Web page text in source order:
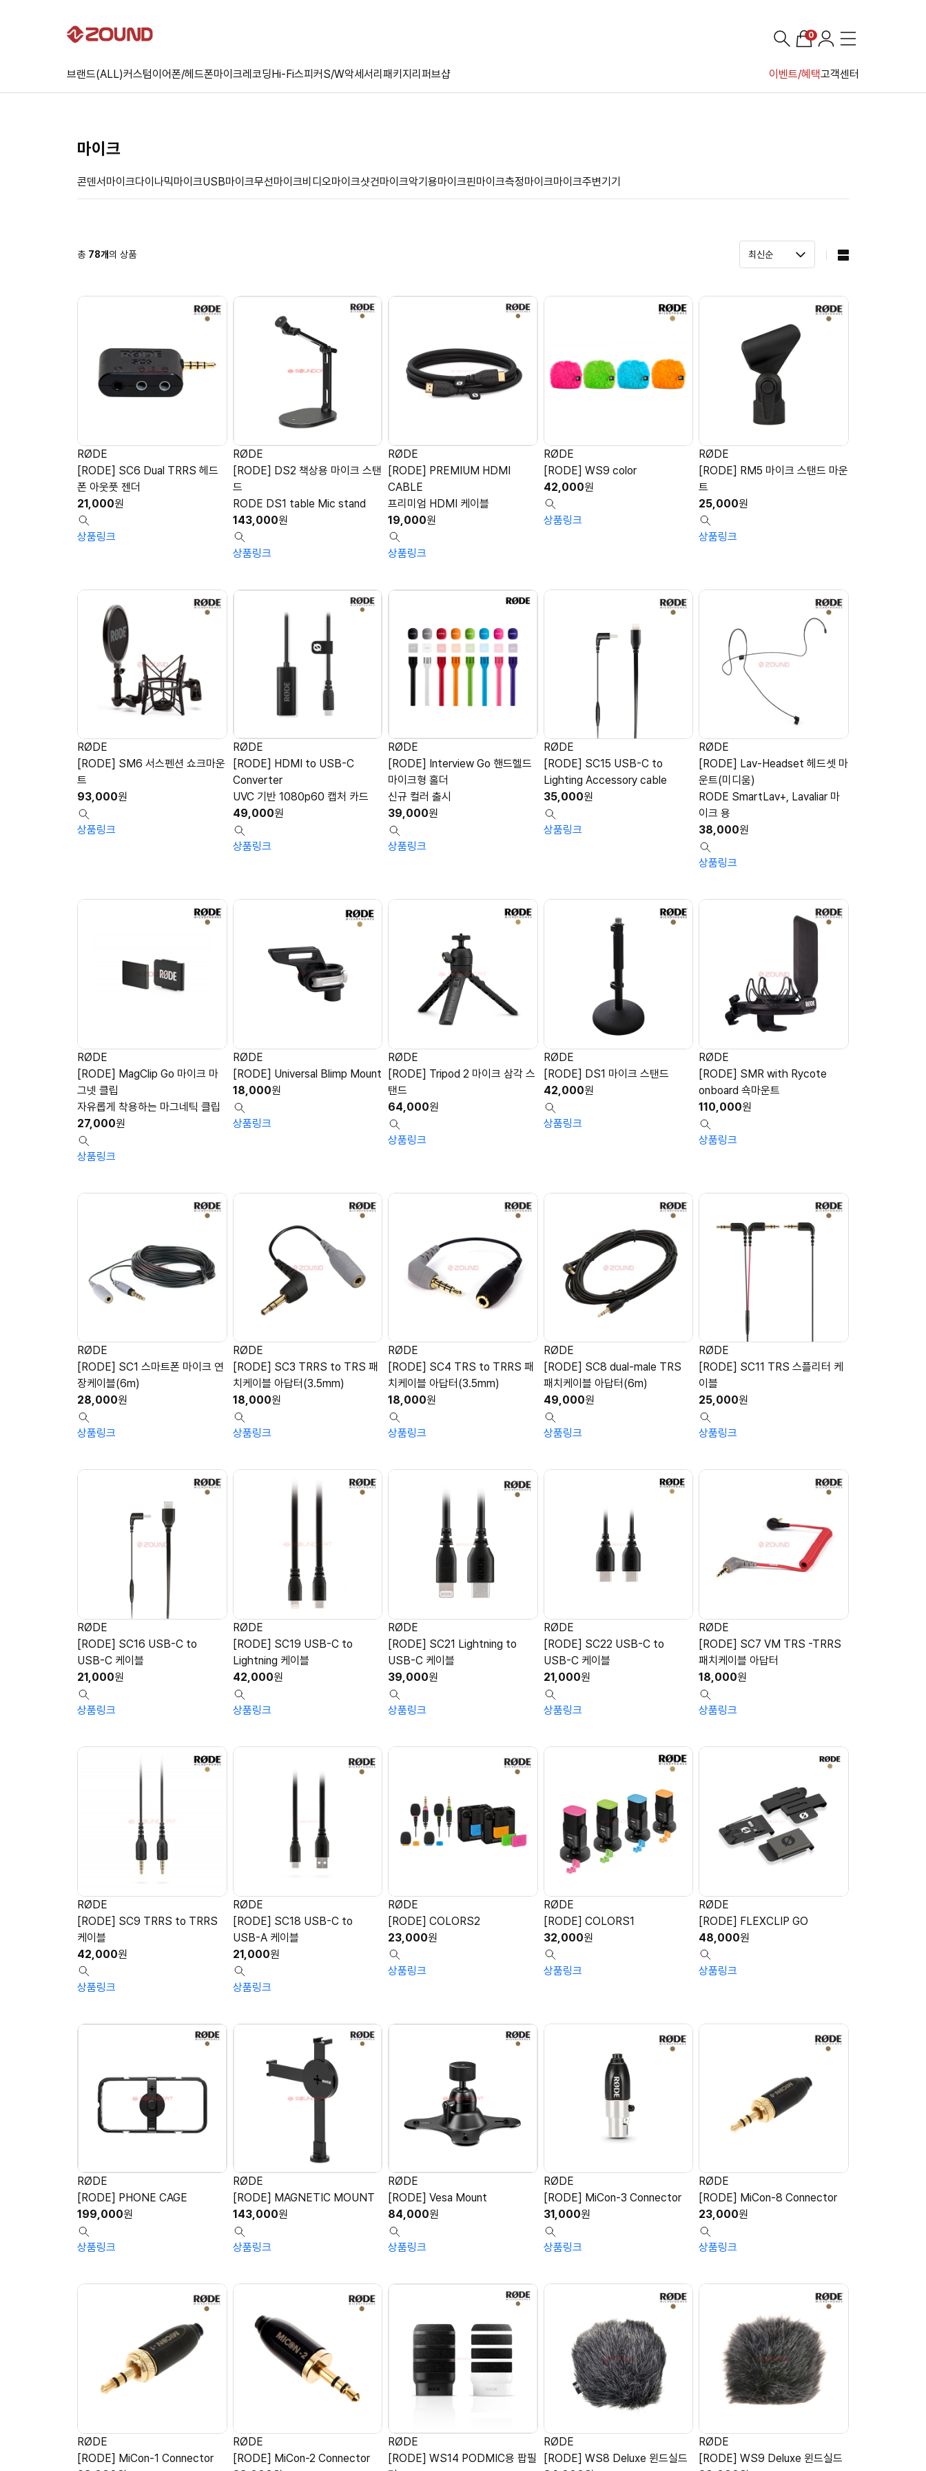
브랜드(ALL)커스텀이어폰/헤드폰마이크레코딩Hi-Fi스피커S/W악세서리 패키지리퍼브샵 이벤트/혜택고객센터
0
마이크
콘덴서마이크다이나믹마이크USB마이크무선마이크비디오마이크샷건마이크악기용마이크핀마이크측정마이크마이크주변기기
총 78개의 상품
RØDE
[RODE] SC6 Dual TRRS 헤드
폰 아웃풋 젠더
21,000원
상품링크
RØDE
[RODE] DS2 책상용 마이크 스탠
드
RODE DS1 table Mic stand
143,000원
상품링크
RØDE
[RODE] PREMIUM HDMI
CABLE
프리미엄 HDMI 케이블
19,000원
상품링크
RØDE
[RODE] WS9 color
42,000원
상품링크
RØDE
[RODE] RM5 마이크 스탠드 마운
트
25,000원
상품링크
RØDE
[RODE] SM6 서스펜션 쇼크마운
트
93,000원
상품링크
RØDE
[RODE] HDMI to USB-C
Converter
UVC 기반 1080p60 캡처 카드
49,000원
상품링크
RØDE
[RODE] Interview Go 핸드헬드
마이크형 홀더
신규 컬러 출시
39,000원
상품링크
RØDE
[RODE] SC15 USB-C to
Lighting Accessory cable
35,000원
상품링크
RØDE
[RODE] Lav-Headset 헤드셋 마
운트(미디움)
RODE SmartLav+, Lavaliar 마
이크 용
38,000원
상품링크
RØDE
[RODE] MagClip Go 마이크 마
그넷 클립
자유롭게 착용하는 마그네틱 클립
27,000원
상품링크
RØDE
[RODE] Universal Blimp Mount
18,000원
상품링크
RØDE
[RODE] Tripod 2 마이크 삼각 스
탠드
64,000원
상품링크
RØDE
[RODE] DS1 마이크 스탠드
42,000원
상품링크
RØDE
[RODE] SMR with Rycote
onboard 쇽마운트
110,000원
상품링크
RØDE
[RODE] SC1 스마트폰 마이크 연
장케이블(6m)
28,000원
상품링크
RØDE
[RODE] SC3 TRRS to TRS 패
치케이블 아답터(3.5mm)
18,000원
상품링크
RØDE
[RODE] SC4 TRS to TRRS 패
치케이블 아답터(3.5mm)
18,000원
상품링크
RØDE
[RODE] SC8 dual-male TRS
패치케이블 아답터(6m)
49,000원
상품링크
RØDE
[RODE] SC11 TRS 스플리터 케
이블
25,000원
상품링크
RØDE
[RODE] SC16 USB-C to
USB-C 케이블
21,000원
상품링크
RØDE
[RODE] SC19 USB-C to
Lightning 케이블
42,000원
상품링크
RØDE
[RODE] SC21 Lightning to
USB-C 케이블
39,000원
상품링크
RØDE
[RODE] SC22 USB-C to
USB-C 케이블
21,000원
상품링크
RØDE
[RODE] SC7 VM TRS -TRRS
패치케이블 아답터
18,000원
상품링크
RØDE
[RODE] SC9 TRRS to TRRS
케이블
42,000원
상품링크
RØDE
[RODE] SC18 USB-C to
USB-A 케이블
21,000원
상품링크
RØDE
[RODE] COLORS2
23,000원
상품링크
RØDE
[RODE] COLORS1
32,000원
상품링크
RØDE
[RODE] FLEXCLIP GO
48,000원
상품링크
RØDE
[RODE] PHONE CAGE
199,000원
상품링크
RØDE
[RODE] MAGNETIC MOUNT
143,000원
상품링크
RØDE
[RODE] Vesa Mount
84,000원
상품링크
RØDE
[RODE] MiCon-3 Connector
31,000원
상품링크
RØDE
[RODE] MiCon-8 Connector
23,000원
상품링크
RØDE
[RODE] MiCon-1 Connector
RØDE
[RODE] MiCon-2 Connector
RØDE
[RODE] WS14 PODMIC용 팝필
RØDE
[RODE] WS8 Deluxe 윈드실드
RØDE
[RODE] WS9 Deluxe 윈드실드